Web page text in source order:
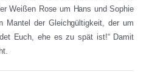
Weißen Rose um Hans und Sophie
Mantel der Gleichgültigkeit, der um
Euch, ehe es zu spät ist!“ Damit